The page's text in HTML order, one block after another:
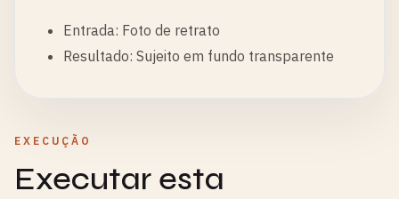
Entrada: Foto de retrato
Resultado: Sujeito em fundo transparente
EXECUÇÃO
Executar esta